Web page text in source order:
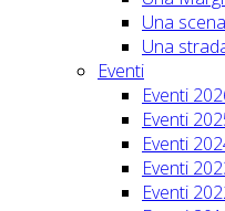
Una
Una
Eventi
Eventi
Eventi
Eventi
Eventi
Eventi